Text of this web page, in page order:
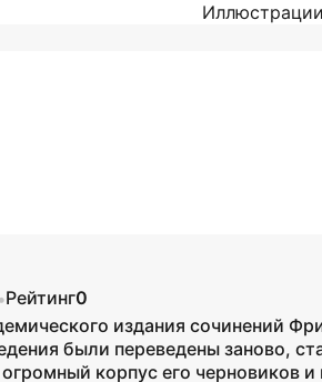
Иллюстрации
•Рейтинг0
издания сочинений
были переведены заново,
корпус его черновиков